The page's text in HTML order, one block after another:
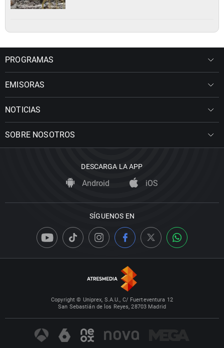
PROGRAMAS
EMISORAS
NOTICIAS
SOBRE NOSOTROS
DESCARGA LA APP
Android iOS
SÍGUENOS EN
Copyright © Uniprex, S.A.U., C/ Fuerteventura 12
San Sebastián de los Reyes, 28703 Madrid